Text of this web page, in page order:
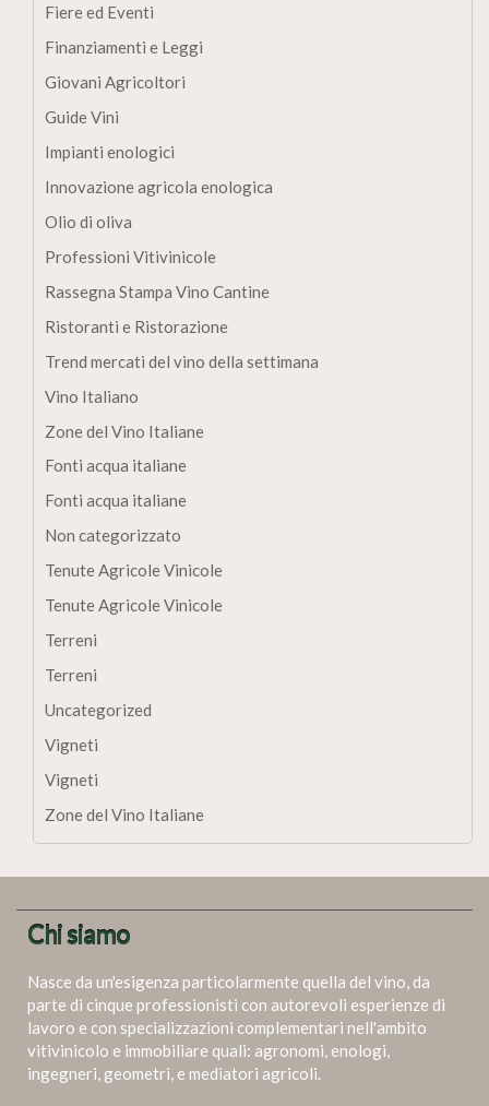
Fiere ed Eventi
Finanziamenti e Leggi
Giovani Agricoltori
Guide Vini
Impianti enologici
Innovazione agricola enologica
Olio di oliva
Professioni Vitivinicole
Rassegna Stampa Vino Cantine
Ristoranti e Ristorazione
Trend mercati del vino della settimana
Vino Italiano
Zone del Vino Italiane
Fonti acqua italiane
Fonti acqua italiane
Non categorizzato
Tenute Agricole Vinicole
Tenute Agricole Vinicole
Terreni
Terreni
Uncategorized
Vigneti
Vigneti
Zone del Vino Italiane
Chi siamo
Nasce da un'esigenza particolarmente quella del vino, da
parte di cinque professionisti con autorevoli esperienze di
lavoro e con specializzazioni complementari nell'ambito
vitivinicolo e immobiliare quali: agronomi, enologi,
ingegneri, geometri, e mediatori agricoli.